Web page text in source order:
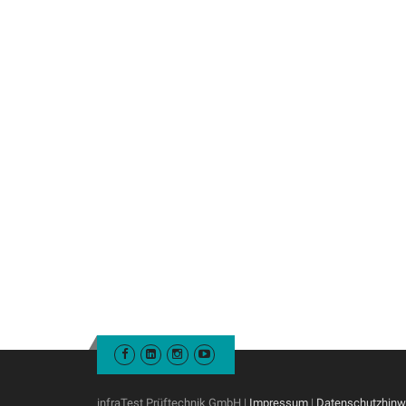
infraTest Prüftechnik GmbH | Impressum |